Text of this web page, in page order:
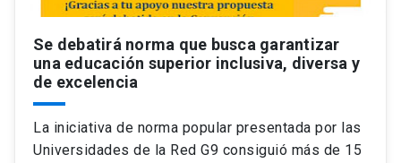
Se debatirá norma que busca garantizar
una educación superior inclusiva, diversa y
de excelencia
La iniciativa de norma popular presentada por las
Universidades de la Red G9 consiguió más de 15